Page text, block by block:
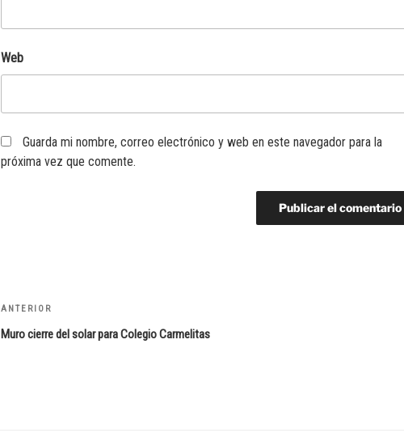
Web
Guarda mi nombre, correo electrónico y web en este navegador para la
próxima vez que comente.
Navegación
de
Entrada
anterior:
ANTERIOR
Muro cierre del solar para Colegio Carmelitas